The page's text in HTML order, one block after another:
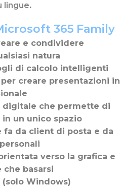
lingue.
365 Family
e condividere
natura
di calcolo intelligenti
creare presentazioni in
digitale che permette di
un unico spazio
fa da client di posta e da
verso la grafica e
che basarsi
Windows)